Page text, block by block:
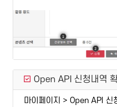
Open API 신청내역
마이페이지 > Open API 신